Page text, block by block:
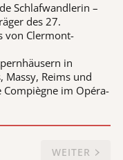
Schlafwandlerin –
des 27.
von Clermont-
in
Massy, Reims und
im Opéra-
WEITER